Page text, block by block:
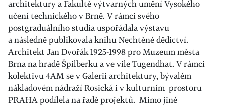
architektury a Fakultě výtvarných umění Vysokého
učení technického v Brně. V rámci svého
postgraduálního studia uspořádala výstavu
a následně publikovala knihu Nechtěné dědictví.
Architekt Jan Dvořák 1925-1998 pro Muzeum města
Brna na hradě Špilberku a ve vile Tugendhat. V rámci
kolektivu 4AM se v Galerii architektury, bývalém
nákladovém nádraží Rosická i v kulturním prostoru
PRAHA podílela na řadě projektů. Mimo jiné